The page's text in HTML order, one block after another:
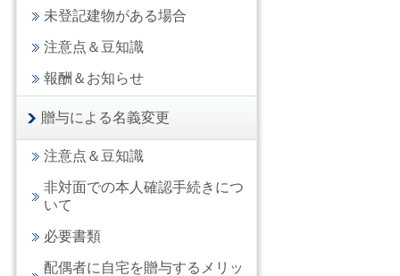
未登記建物がある場合
注意点＆豆知識
報酬＆お知らせ
贈与による名義変更
注意点＆豆知識
非対面での本人確認手続きにつ
いて
必要書類
配偶者に自宅を贈与するメリッ